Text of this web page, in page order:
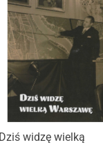
Produkt niedostępny
Dziś widzę wielką